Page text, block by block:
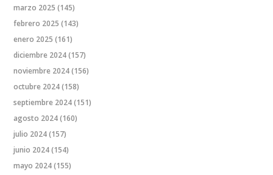
marzo 2025 (145)
febrero 2025 (143)
enero 2025 (161)
diciembre 2024(157)
noviembre 2024(156)
octubre 2024(158)
septiembre 2024(151)
agosto 2024(160)
julio 2024(157)
junio 2024(154)
mayo 2024(155)